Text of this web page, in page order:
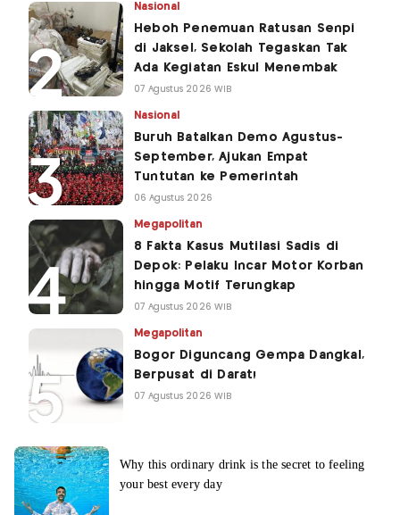
Nasional
Heboh Penemuan Ratusan Senpi
di Jaksel, Sekolah Tegaskan Tak
Ada Kegiatan Eskul Menembak
07 Agustus 2026 WIB
Nasional
Buruh Batalkan Demo Agustus-
September, Ajukan Empat
Tuntutan ke Pemerintah
06 Agustus 2026
Megapolitan
8 Fakta Kasus Mutilasi Sadis di
Depok: Pelaku Incar Motor Korban
hingga Motif Terungkap
07 Agustus 2026 WIB
Megapolitan
Bogor Diguncang Gempa Dangkal,
Berpusat di Darat!
07 Agustus 2026 WIB